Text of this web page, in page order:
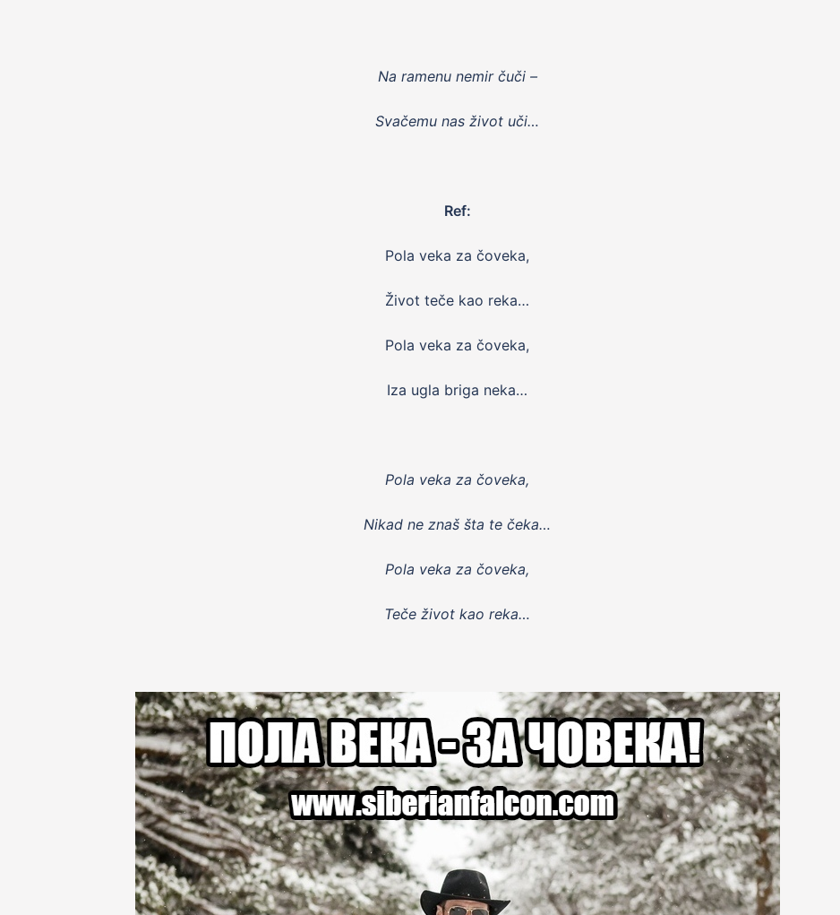
Na ramenu nemir čuči –
Svačemu nas život uči…
Ref:
Pola veka za čoveka,
Život teče kao reka…
Pola veka za čoveka,
Iza ugla briga neka…
Pola veka za čoveka,
Nikad ne znaš šta te čeka…
Pola veka za čoveka,
Teče život kao reka…